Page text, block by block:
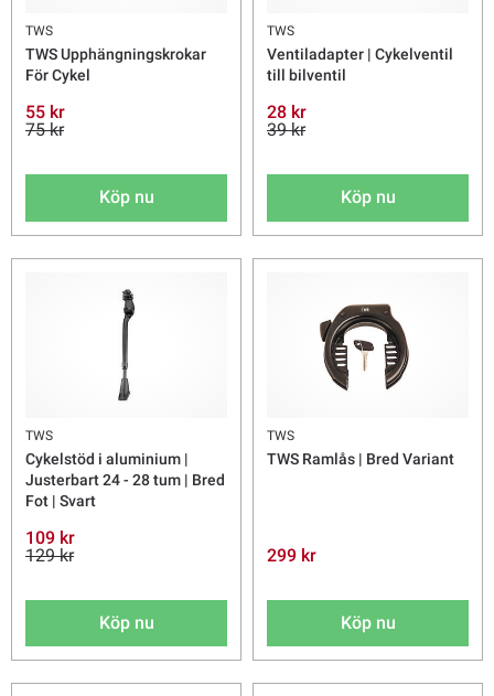
TWS
TWS Upphängningskrokar
För Cykel
55 kr
75 kr
Köp nu
TWS
Ventiladapter | Cykelventil
till bilventil
28 kr
39 kr
Köp nu
TWS
Cykelstöd i aluminium |
Justerbart 24 - 28 tum | Bred
Fot | Svart
109 kr
129 kr
Köp nu
TWS
TWS Ramlås | Bred Variant
299 kr
Köp nu